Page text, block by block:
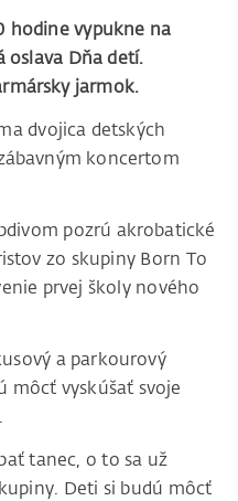
hodine vypukne na
oslava Dňa detí.
jarmok.
dvojica detských
koncertom
pozrú akrobatické
zo skupiny Born To
prvej školy nového
a parkourový
môcť vyskúšať svoje
tanec, o to sa už
Deti si budú môcť